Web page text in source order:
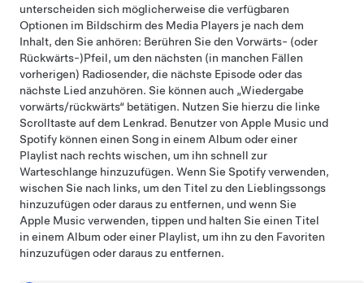
unterscheiden sich möglicherweise die verfügbaren
Optionen im Bildschirm des Media Players je nach dem
Inhalt, den Sie anhören: Berühren Sie den Vorwärts- (oder
Rückwärts-)Pfeil, um den nächsten (in manchen Fällen
vorherigen) Radiosender, die nächste Episode oder das
nächste Lied anzuhören. Sie können auch „Wiedergabe
vorwärts/rückwärts“ betätigen. Nutzen Sie hierzu die linke
Scrolltaste auf dem Lenkrad. Benutzer von Apple Music und
Spotify können einen Song in einem Album oder einer
Playlist nach rechts wischen, um ihn schnell zur
Warteschlange hinzuzufügen. Wenn Sie Spotify verwenden,
wischen Sie nach links, um den Titel zu den Lieblingssongs
hinzuzufügen oder daraus zu entfernen, und wenn Sie
Apple Music verwenden, tippen und halten Sie einen Titel
in einem Album oder einer Playlist, um ihn zu den Favoriten
hinzuzufügen oder daraus zu entfernen.